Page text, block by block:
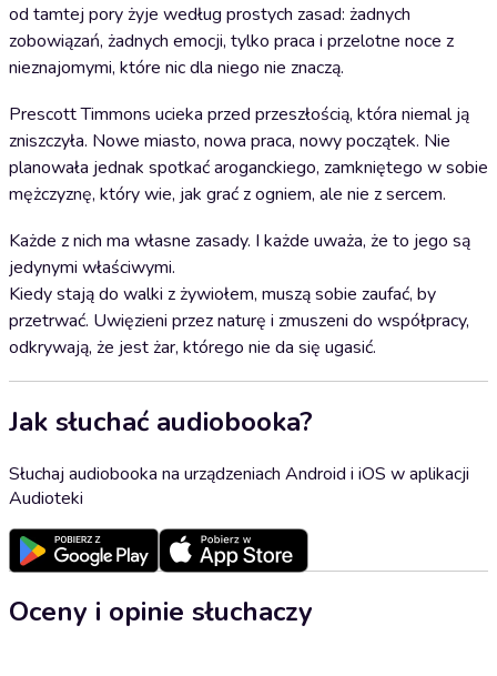
od tamtej pory żyje według prostych zasad: żadnych
zobowiązań, żadnych emocji, tylko praca i przelotne noce z
nieznajomymi, które nic dla niego nie znaczą.
Prescott Timmons ucieka przed przeszłością, która niemal ją
zniszczyła. Nowe miasto, nowa praca, nowy początek. Nie
planowała jednak spotkać aroganckiego, zamkniętego w sobie
mężczyznę, który wie, jak grać z ogniem, ale nie z sercem.
Każde z nich ma własne zasady. I każde uważa, że to jego są
jedynymi właściwymi.
Kiedy stają do walki z żywiołem, muszą sobie zaufać, by
przetrwać. Uwięzieni przez naturę i zmuszeni do współpracy,
odkrywają, że jest żar, którego nie da się ugasić.
Jak słuchać audiobooka?
Słuchaj audiobooka na urządzeniach Android i iOS w aplikacji
Audioteki
Oceny i opinie słuchaczy